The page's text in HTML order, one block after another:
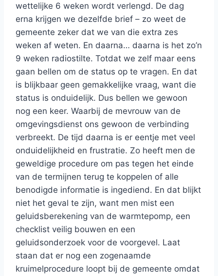
wettelijke 6 weken wordt verlengd. De dag
erna krijgen we dezelfde brief – zo weet de
gemeente zeker dat we van die extra zes
weken af weten. En daarna… daarna is het zo’n
9 weken radiostilte. Totdat we zelf maar eens
gaan bellen om de status op te vragen. En dat
is blijkbaar geen gemakkelijke vraag, want die
status is onduidelijk. Dus bellen we gewoon
nog een keer. Waarbij de mevrouw van de
omgevingsdienst ons gewoon de verbinding
verbreekt. De tijd daarna is er eentje met veel
onduidelijkheid en frustratie. Zo heeft men de
geweldige procedure om pas tegen het einde
van de termijnen terug te koppelen of alle
benodigde informatie is ingediend. En dat blijkt
niet het geval te zijn, want men mist een
geluidsberekening van de warmtepomp, een
checklist veilig bouwen en een
geluidsonderzoek voor de voorgevel. Laat
staan dat er nog een zogenaamde
kruimelprocedure loopt bij de gemeente omdat